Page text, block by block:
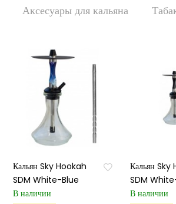
Аксесуары для кальяна
Кальян Sky Hookah
SDM White-Blue
В наличии
Кальян Sky
SDM
В наличии